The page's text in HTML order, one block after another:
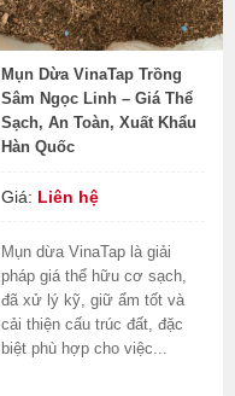
Mụn Dừa VinaTap Trồng
Sâm Ngọc Linh – Giá Thể
Sạch, An Toàn, Xuất Khẩu
Hàn Quốc
Giá: Liên hệ
Mụn dừa VinaTap là giải
pháp giá thể hữu cơ sạch,
đã xử lý kỹ, giữ ẩm tốt và
cải thiện cấu trúc đất, đặc
biệt phù hợp cho việc...